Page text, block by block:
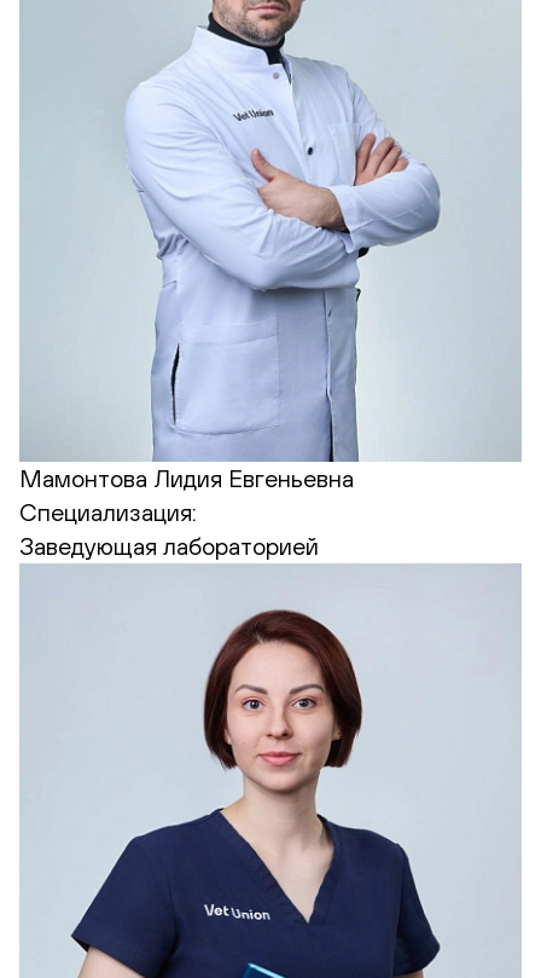
Мамонтова Лидия Евгеньевна
Специализация:
Заведующая лабораторией